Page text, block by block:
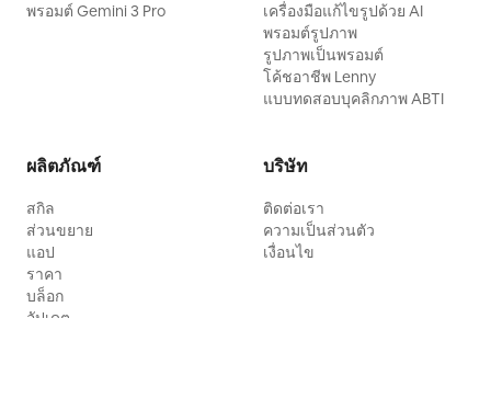
พรอมต์ Gemini 3 Pro
เครื่องมือแก้ไขรูปด้วย AI
พรอมต์รูปภาพ
รูปภาพเป็นพรอมต์
โค้ชอาชีพ Lenny
แบบทดสอบบุคลิกภาพ ABTI
ผลิตภัณฑ์
สกิล
ส่วนขยาย
แอป
ราคา
บล็อก
อัปเดต
บริษัท
ติดต่อเรา
ความเป็นส่วนตัว
เงื่อนไข